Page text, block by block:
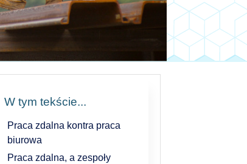
W tym tekście...
Praca zdalna kontra praca
biurowa
Praca zdalna, a zespoły